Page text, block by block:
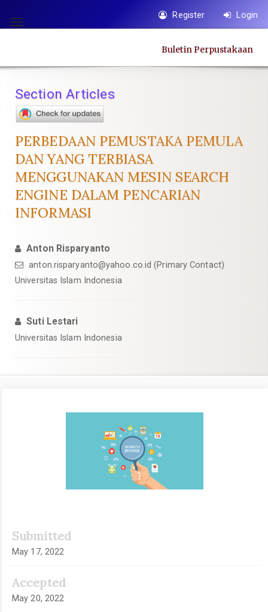
jump
content
Navigation
Main
Sidebar
Toggle
Register Login
Buletin Perpustakaan
Section Articles
PERBEDAAN PEMUSTAKA PEMULA
DAN YANG TERBIASA
MENGGUNAKAN MESIN SEARCH
ENGINE DALAM PENCARIAN
INFORMASI
Anton Risparyanto
anton.risparyanto@yahoo.co.id (Primary Contact)
Universitas Islam Indonesia
Suti Lestari
Universitas Islam Indonesia
Submitted
May 17, 2022
Accepted
May 20, 2022